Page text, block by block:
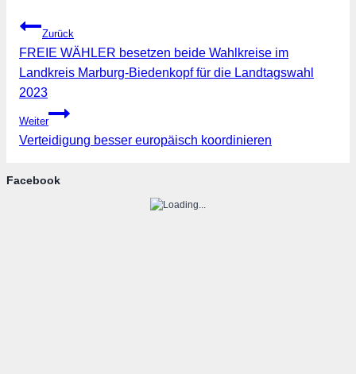
Zurück
FREIE WÄHLER besetzen beide Wahlkreise im
Landkreis Marburg-Biedenkopf für die Landtagswahl
2023
Weiter
Verteidigung besser europäisch koordinieren
Facebook